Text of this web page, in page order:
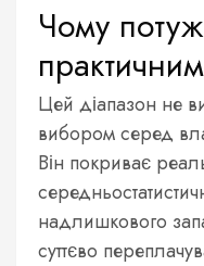
Чому
Цей діапазон не
вибором серед
Він покриває
надлишкового
суттєво